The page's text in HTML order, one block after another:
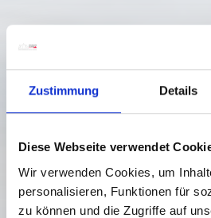
Zustimmung Details
Diese Webseite verwendet
Wir verwenden Cookies, um
personalisieren, Funktionen für
zu können und die Zugriffe auf